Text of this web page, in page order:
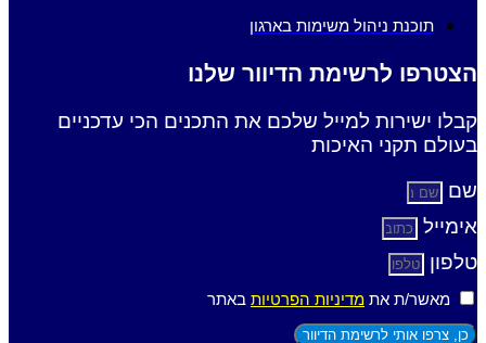
תוכנת ניהול משימות בארגון
הצטרפו לרשימת הדיוור שלנו
קבלו ישירות למייל שלכם את התכנים הכי עדכניים
בעולם תקני האיכות
שם
אימייל
טלפון
מאשר/ת את מדיניות הפרטיות באתר
כן, צרפו אותי לרשימת הדיוור